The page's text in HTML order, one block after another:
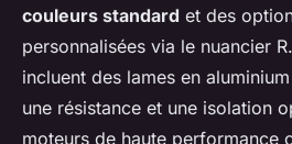
couleurs standard et des
personnalisées via le nuancier
incluent des lames en
une résistance et une isolation
moteurs de haute performance